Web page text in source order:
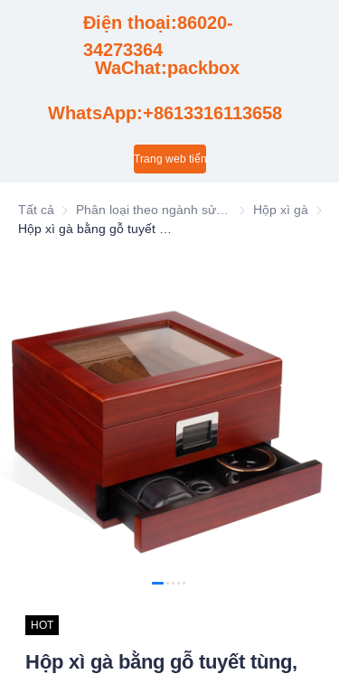
WhatsApp:+8613316113658
WaChat:packbox
Điện thoại:86020-
34273364
Trang web tiếng Trung
Tất cả Phân loại theo
Hộp xì gà Hộp
HOT
Hộp xì gà bằng gỗ tuyết tùng,
Trường hợp